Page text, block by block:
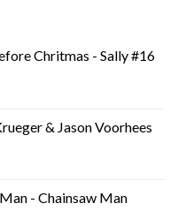
Chritmas - Sally #16
& Jason Voorhees
- Chainsaw Man